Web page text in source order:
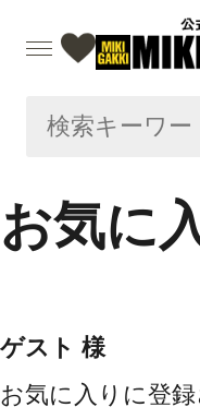
お気に
ゲスト 様
お気に入りに登